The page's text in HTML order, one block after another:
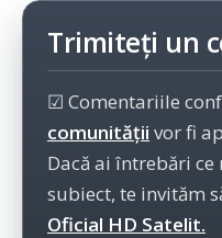
Trimiteți un
☑ Comentariile
comunității vor fi
Dacă ai întrebări
subiect, te invităm
Oficial HD Satelit.